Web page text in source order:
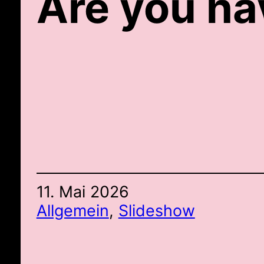
11. Mai 2026
Allgemein, Slideshow